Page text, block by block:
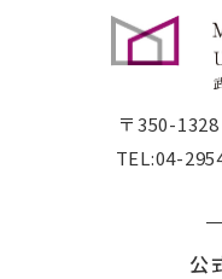
〒350-
TEL:04-
公